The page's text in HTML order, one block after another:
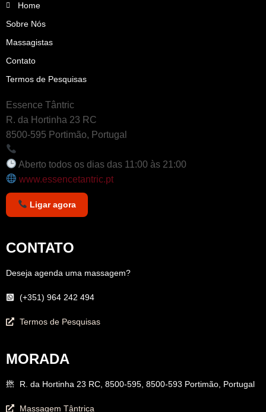
Home
Sobre Nós
Massagistas
Contato
Termos de Pesquisas
Essence Tântric
R. da Hortinha 23 RC
8500-595 Portimão, Portugal
Aberto todos os dias das 11:00 às 21:00
www.essencetantric.pt
Ligar agora
CONTATO
Deseja agenda uma massagem?
(+351) 964 242 494
Termos de Pesquisas
MORADA
R. da Hortinha 23 RC, 8500-595, 8500-593 Portimão, Portugal
Massagem Tântrica